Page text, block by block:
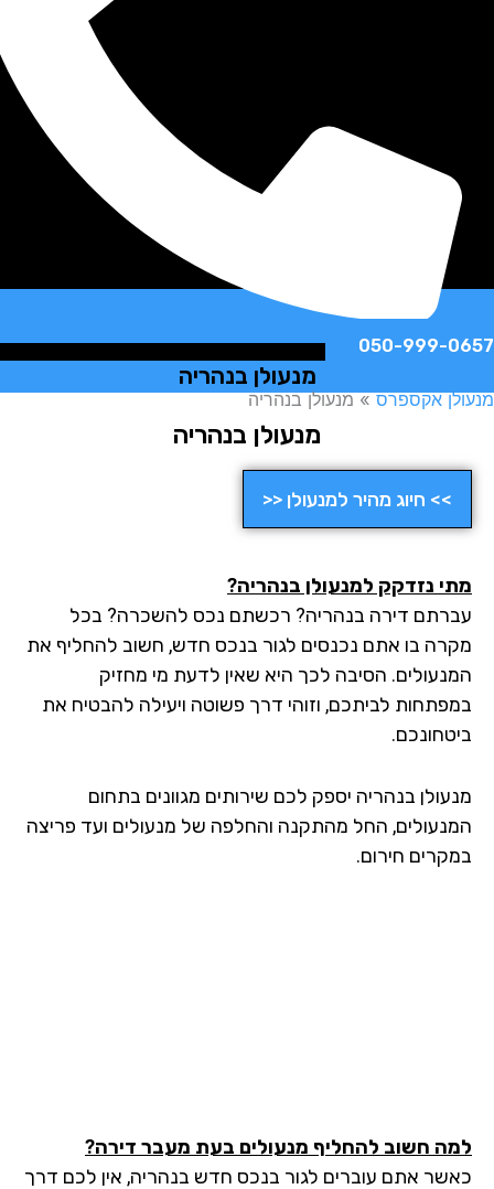
050-999-
מנעולן בנהריה
אקספרס»מנעולן בנהריה
מנעולן בנהריה
>> חיוג מהיר למנעולן <<
נזדקק למנעולן בנהריה?
דירה בנהריה? רכשתם נכס להשכרה? בכל
בו אתם נכנסים לגור בנכס חדש, חשוב להחליף את
הסיבה לכך היא שאין לדעת מי מחזיק
לביתכם, וזוהי דרך פשוטה ויעילה להבטיח את
בנהריה יספק לכם שירותים מגוונים בתחום
החל מהתקנה והחלפה של מנעולים ועד פריצה
חירום.
חשוב להחליף מנעולים בעת מעבר דירה?
אתם עוברים לגור בנכס חדש בנהריה, אין לכם דרך